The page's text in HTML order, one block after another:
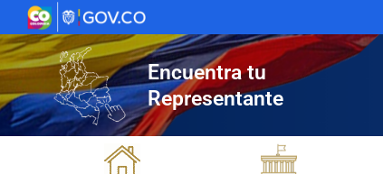
al
contenido
Encuentra tu
Representante